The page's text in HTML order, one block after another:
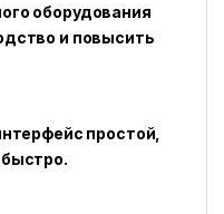
оборудования
и повысить
простой,